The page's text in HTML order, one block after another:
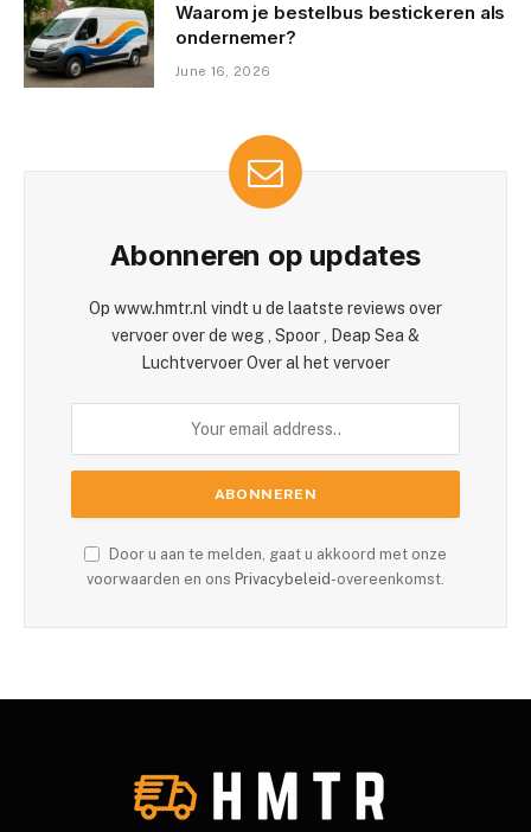
Waarom je bestelbus bestickeren als
ondernemer?
June 16, 2026
Abonneren op updates
Op www.hmtr.nl vindt u de laatste reviews over
vervoer over de weg , Spoor , Deap Sea &
Luchtvervoer Over al het vervoer
Door u aan te melden, gaat u akkoord met onze
voorwaarden en ons Privacybeleid-overeenkomst.